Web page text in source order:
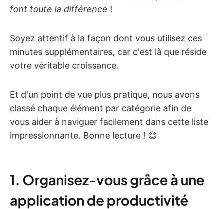
font toute la différence !
Soyez attentif à la façon dont vous utilisez ces
minutes supplémentaires, car c'est là que réside
votre véritable croissance.
Et d'un point de vue plus pratique, nous avons
classé chaque élément par catégorie afin de
vous aider à naviguer facilement dans cette liste
impressionnante. Bonne lecture ! 😊
1. Organisez-vous grâce à une
application de productivité